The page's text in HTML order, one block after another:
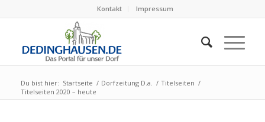
Kontakt Impressum
Du bist hier: Startseite / Dorfzeitung D.a. / Titelseiten /
Titelseiten 2020 – heute